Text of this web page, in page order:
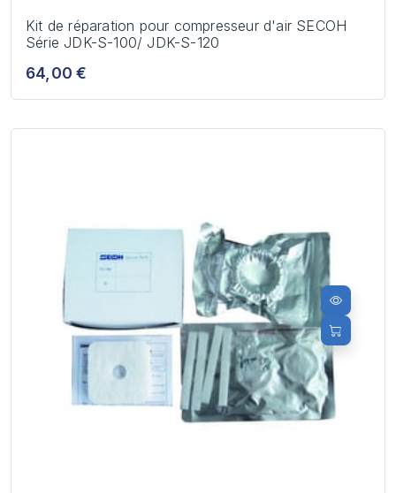
Kit de réparation pour compresseur d'air SECOH
Série JDK-S-100/ JDK-S-120
64,00 €